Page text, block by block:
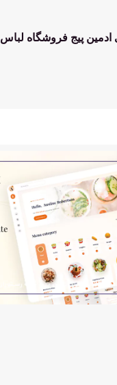
پیج فروشگاه لباس